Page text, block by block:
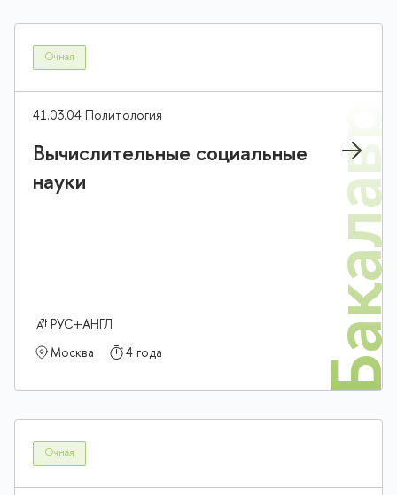
Очная
41.03.04 Политология
Вычислительные социальные
науки
РУС+АНГЛ
Москва
4 года
Очная